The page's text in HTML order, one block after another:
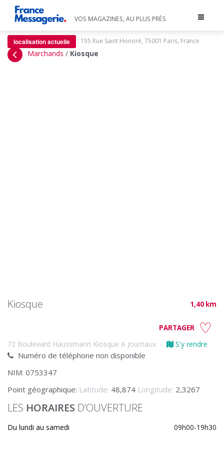
Toggle
VOS MAGAZINES, AU PLUS PRÈS
localisation actuelle : 155 Rue Saint Honoré, 75001 Paris, France
Marchands / Kiosque
Kiosque 1,40 km
PARTAGER
72 Boulevard Haussmann Kiosque A Journaux - S'y rendre
Numéro de téléphone non disponible
NIM: 0753347
Point géographique: Latitude: 48,874 Longitude: 2,3267
LES HORAIRES D’OUVERTURE
Du lundi au samedi 09h00-19h30